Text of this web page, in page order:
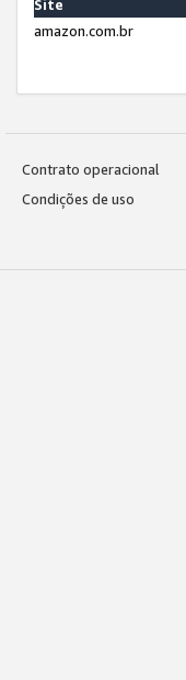
Site
amazon.com.br
Contrato operacional
Condições de uso